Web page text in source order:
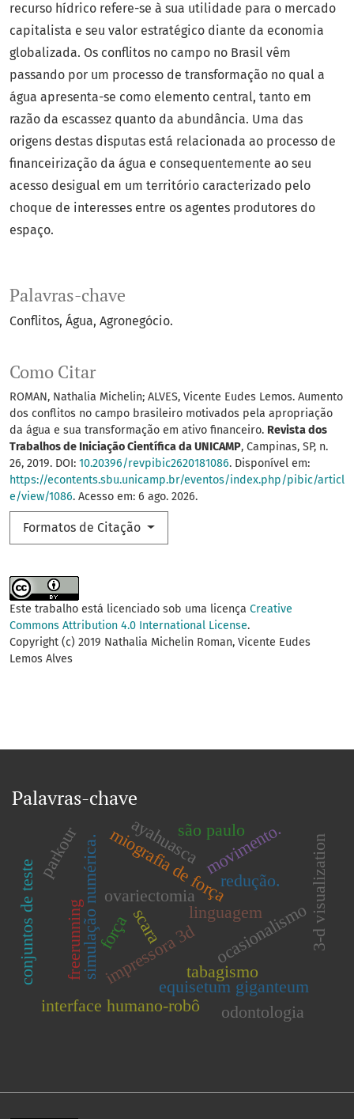
Palavras-chave
Conflitos Água Agronegócio.
Como Citar
ROMAN, Nathalia Michelin; ALVES, Vicente Eudes Lemos. Aumento
dos conflitos no campo brasileiro motivados pela apropriação
da água e sua transformação em ativo financeiro. Revista dos
Trabalhos de Iniciação Científica da UNICAMP, Campinas, SP, n.
26, 2019. DOI: 10.20396/revpibic2620181086. Disponível em:
https://econtents.sbu.unicamp.br/eventos/index.php/pibic/articl
e/view/1086. Acesso em: 6 ago. 2026.
Formatos de Citação
recurso hídrico refere-se à sua utilidade para o mercado
capitalista e seu valor estratégico diante da economia
globalizada. Os conflitos no campo no Brasil vêm
passando por um processo de transformação no qual a
água apresenta-se como elemento central, tanto em
razão da escassez quanto da abundância. Uma das
origens destas disputas está relacionada ao processo de
financeirização da água e consequentemente ao seu
acesso desigual em um território caracterizado pelo
choque de interesses entre os agentes produtores do
espaço.
Este trabalho está licenciado sob uma licença Creative
Commons Attribution 4.0 International License.
Copyright (c) 2019 Nathalia Michelin Roman, Vicente Eudes
Lemos Alves
Palavras-chave
impressora 3d
scara
simulação numérica.
equisetum giganteum
ovariectomia
miografia de força
interface humano-robô
ayahuasca
tabagismo
redução.
ocasionalismo
força
movimento.
odontologia
3-d visualization
parkour
freerunning
conjuntos de teste
são paulo
linguagem